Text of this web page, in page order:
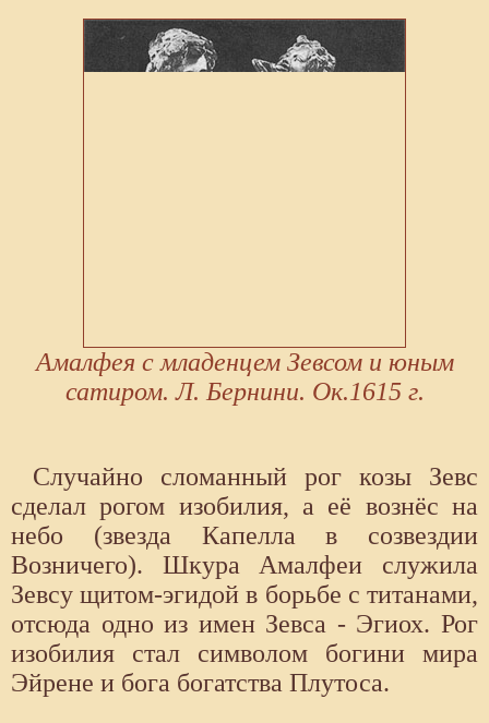
Амалфея с младенцем Зевсом и юным
сатиром. Л. Бернини. Ок.1615 г.
Случайно сломанный рог козы Зевс
сделал рогом изобилия, а её вознёс на
небо (звезда Капелла в созвездии
Возничего). Шкура Амалфеи служила
Зевсу щитом-эгидой в борьбе с титанами,
отсюда одно из имен Зевса - Эгиох. Рог
изобилия стал символом богини мира
Эйрене и бога богатства Плутоса.